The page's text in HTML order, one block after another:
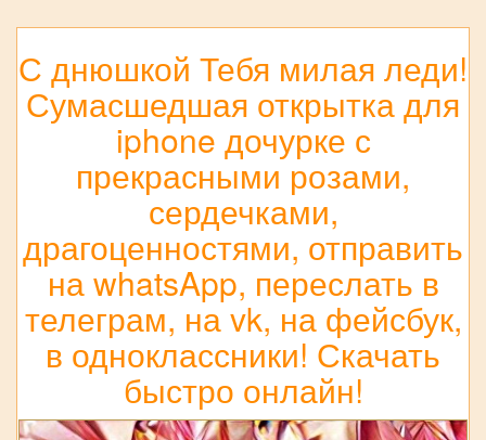
С днюшкой Тебя милая леди!
Сумасшедшая открытка для
iphone дочурке с
прекрасными розами,
сердечками,
драгоценностями, отправить
на whatsApp, переслать в
телеграм, на vk, на фейсбук,
в одноклассники! Скачать
быстро онлайн!